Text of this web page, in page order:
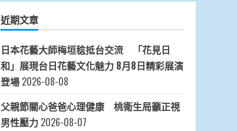
近期文章
日本花藝大師梅垣稔抵台交流 「花見日
和」展現台日花藝文化魅力 8月8日精彩展演
登場 2026-08-08
父親節關心爸爸心理健康 桃衛生局籲正視
男性壓力 2026-08-07